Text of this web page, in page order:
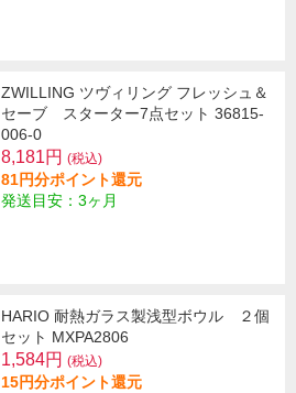
ZWILLING ツヴィリング フレッシュ＆
セーブ スターター7点セット 36815-
006-0
8,181円 (税込)
81円分ポイント還元
発送目安：3ヶ月
HARIO 耐熱ガラス製浅型ボウル ２個
セット MXPA2806
1,584円 (税込)
15円分ポイント還元